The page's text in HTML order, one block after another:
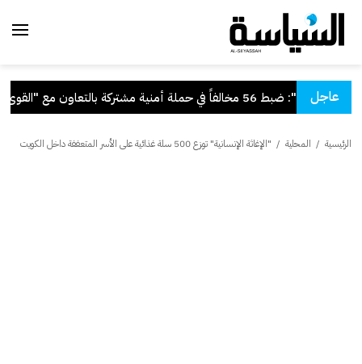
عاجل
"الداخلية": ضبط 56 مخالفاً في حملة أمنية مشتركة بالتعاون مع "القوى العاملة"
الرئيسية / المحلية / "الإغاثة الإنسانية" توزع 500 سلة غذائية على الأسر المتعففة داخل الكويت